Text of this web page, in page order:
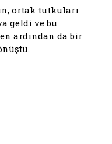
ortak tutkuları
geldi ve bu
ardından da bir